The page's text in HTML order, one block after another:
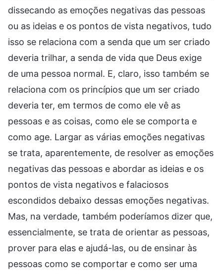
dissecando as emoções negativas das pessoas
ou as ideias e os pontos de vista negativos, tudo
isso se relaciona com a senda que um ser criado
deveria trilhar, a senda de vida que Deus exige
de uma pessoa normal. E, claro, isso também se
relaciona com os princípios que um ser criado
deveria ter, em termos de como ele vê as
pessoas e as coisas, como ele se comporta e
como age. Largar as várias emoções negativas
se trata, aparentemente, de resolver as emoções
negativas das pessoas e abordar as ideias e os
pontos de vista negativos e falaciosos
escondidos debaixo dessas emoções negativas.
Mas, na verdade, também poderíamos dizer que,
essencialmente, se trata de orientar as pessoas,
prover para elas e ajudá-las, ou de ensinar às
pessoas como se comportar e como ser uma